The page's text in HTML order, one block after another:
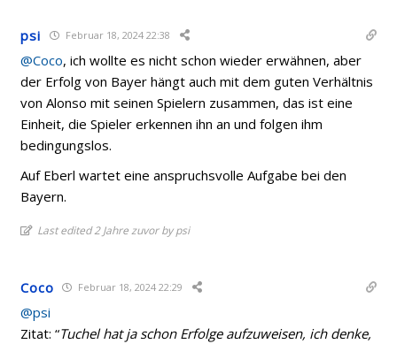
psi Februar 18, 2024 22:38
@Coco, ich wollte es nicht schon wieder erwähnen, aber
der Erfolg von Bayer hängt auch mit dem guten Verhältnis
von Alonso mit seinen Spielern zusammen, das ist eine
Einheit, die Spieler erkennen ihn an und folgen ihm
bedingungslos.
Auf Eberl wartet eine anspruchsvolle Aufgabe bei den
Bayern.
Last edited 2 Jahre zuvor by psi
Coco Februar 18, 2024 22:29
@psi
Zitat: “Tuchel hat ja schon Erfolge aufzuweisen, ich denke,